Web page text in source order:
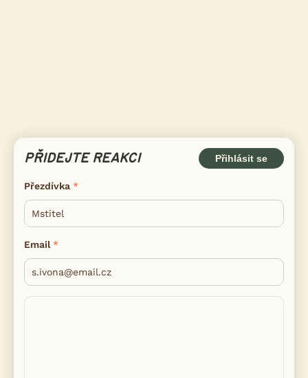
PŘIDEJTE REAKCI Přihlásit se
Přezdívka
Email